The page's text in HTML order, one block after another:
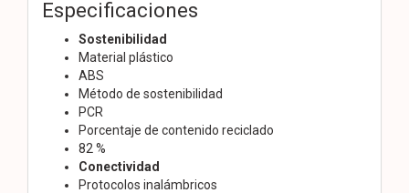
Especificaciones
Sostenibilidad
Material plástico
ABS
Método de sostenibilidad
PCR
Porcentaje de contenido reciclado
82 %
Conectividad
Protocolos inalámbricos